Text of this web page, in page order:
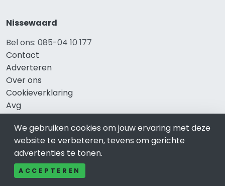
Nissewaard
Bel ons: 085-04 10 177
Contact
Adverteren
Over ons
Cookieverklaring
Avg
Direct naar
Rijscholen Nissewaard
We gebruiken cookies om jouw ervaring met deze
website te verbeteren, tevens om gerichte
advertenties te tonen.
ACCEPTEREN